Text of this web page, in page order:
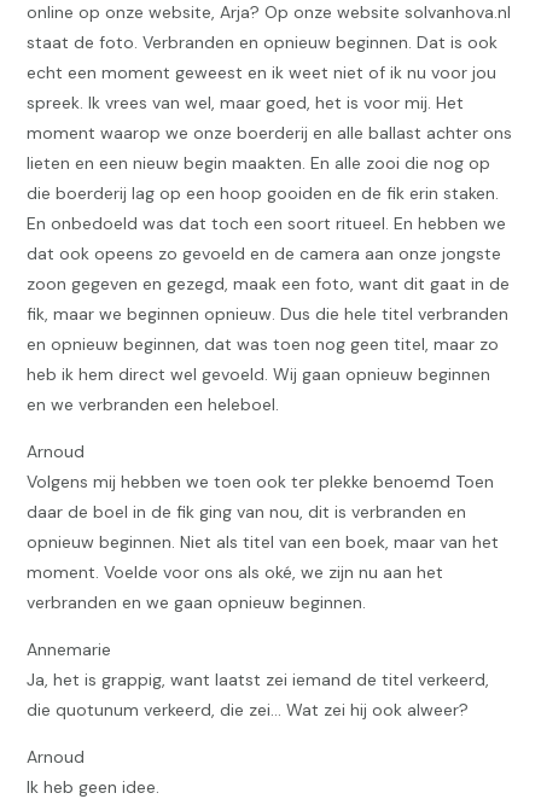
online op onze website, Arja? Op onze website solvanhova.nl
staat de foto. Verbranden en opnieuw beginnen. Dat is ook
echt een moment geweest en ik weet niet of ik nu voor jou
spreek. Ik vrees van wel, maar goed, het is voor mij. Het
moment waarop we onze boerderij en alle ballast achter ons
lieten en een nieuw begin maakten. En alle zooi die nog op
die boerderij lag op een hoop gooiden en de fik erin staken.
En onbedoeld was dat toch een soort ritueel. En hebben we
dat ook opeens zo gevoeld en de camera aan onze jongste
zoon gegeven en gezegd, maak een foto, want dit gaat in de
fik, maar we beginnen opnieuw. Dus die hele titel verbranden
en opnieuw beginnen, dat was toen nog geen titel, maar zo
heb ik hem direct wel gevoeld. Wij gaan opnieuw beginnen
en we verbranden een heleboel.
Arnoud
Volgens mij hebben we toen ook ter plekke benoemd Toen
daar de boel in de fik ging van nou, dit is verbranden en
opnieuw beginnen. Niet als titel van een boek, maar van het
moment. Voelde voor ons als oké, we zijn nu aan het
verbranden en we gaan opnieuw beginnen.
Annemarie
Ja, het is grappig, want laatst zei iemand de titel verkeerd,
die quotunum verkeerd, die zei… Wat zei hij ook alweer?
Arnoud
Ik heb geen idee.